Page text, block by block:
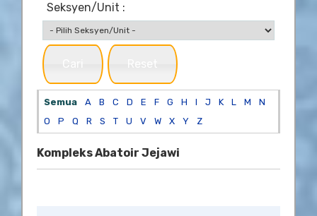
Seksyen/Unit :
Cari Reset
Semua A B C D E F G H I J K L M
N
O
P Q R S T U V W X Y Z
Kompleks Abatoir Jejawi